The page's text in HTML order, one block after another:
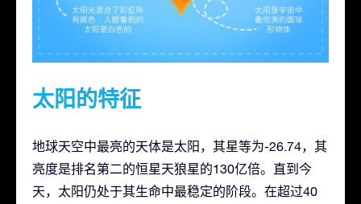
太阳的特征
地球天空中最亮的天体是太阳，其星等为-26.74，其
亮度是排名第二的恒星天狼星的130亿倍。直到今
天，太阳仍处于其生命中最稳定的阶段。在超过40